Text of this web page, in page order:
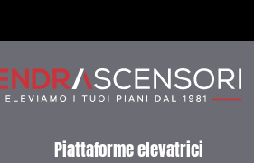
Piattaforme elevatrici